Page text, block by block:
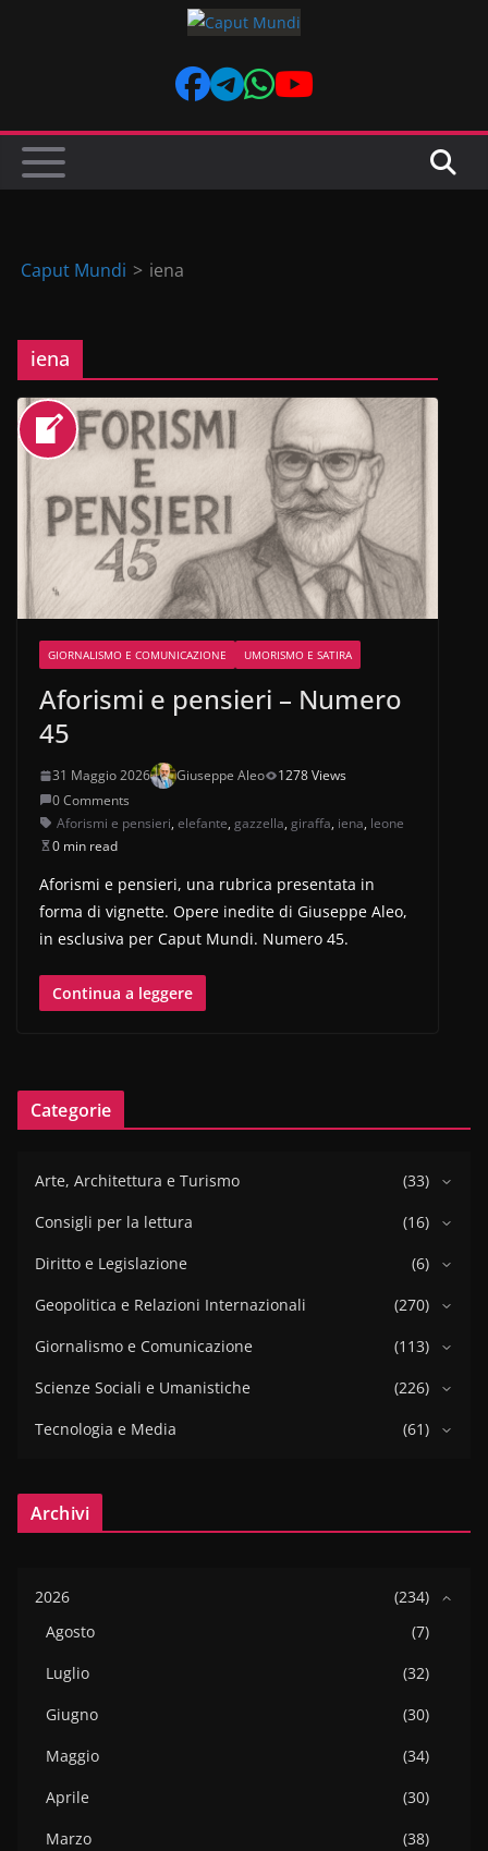
Caput Mundi > iena
iena
GIORNALISMO E COMUNICAZIONE UMORISMO E SATIRA
Aforismi e pensieri – Numero
45
31 Maggio 2026 Giuseppe Aleo
1278 Views
0 Comments
Aforismi e pensieri, elefante, gazzella, giraffa, iena, leone
0 min read
Aforismi e pensieri, una rubrica presentata in
forma di vignette. Opere inedite di Giuseppe Aleo,
in esclusiva per Caput Mundi. Numero 45.
Continua a leggere
Categorie
Arte, Architettura e Turismo
(33)
Consigli per la lettura
(16)
Diritto e Legislazione
(6)
Geopolitica e Relazioni Internazionali
(270)
Giornalismo e Comunicazione
(113)
Scienze Sociali e Umanistiche
(226)
Tecnologia e Media
(61)
Archivi
2026
(234)
Agosto
(7)
Luglio
(32)
Giugno
(30)
Maggio
(34)
Aprile
(30)
Marzo
(38)